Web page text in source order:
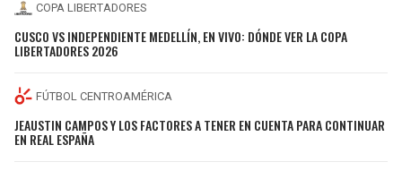
COPA LIBERTADORES
CUSCO VS INDEPENDIENTE MEDELLÍN, EN VIVO: DÓNDE VER LA COPA
LIBERTADORES 2026
FÚTBOL CENTROAMÉRICA
JEAUSTIN CAMPOS Y LOS FACTORES A TENER EN CUENTA PARA CONTINUAR
EN REAL ESPAÑA